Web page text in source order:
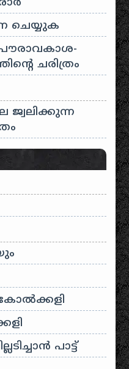
ചെയ്യുക
ചരിത്രം
ജ്വലിക്കുന്ന
പാട്ട്